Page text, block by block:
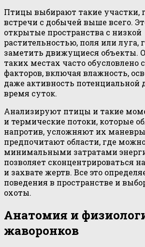
Птицы выбирают такие участки,
встречи с добычей выше всего.
открытые пространства с низкой
растительностью, поля или луга,
заметить движущиеся объекты.
таких местах часто обусловлено
факторов, включая влажность,
даже активность потенциальной
время суток.
Анализируют птицы и такие
и термические потоки, которые
напротив, усложняют их
предпочитают области, где
минимальными затратами
позволяет сконцентрироваться
и захвате жертв. Все это
поведения в пространстве и
охоты.
Анатомия и
жаворонков